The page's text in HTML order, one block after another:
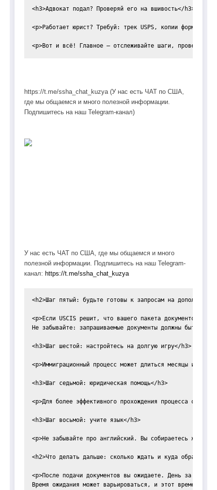
<h3>Адвокат подал? Проверяй его на вшивость</h3>
<p>Работает юрист? Требуй: трек USPS, копии форм,
https://t.me/ssha_chat_kuzya (У нас есть ЧАТ по США,
где мы общаемся и много полезной информации.
Подпишитесь на наш Telegram-канал)
У нас есть ЧАТ по США, где мы общаемся и много
полезной информации. Подпишитесь на наш Telegram-
канал: https://t.me/ssha_chat_kuzya
<h2>Шаг пятый: будьте готовы к запросам на
<p>Если USCIS решит, что вашего пакета документов
Не забывайте: запрашиваемые документы должны быть
<h3>Шаг шестой: настройтесь на долгую игру</h3>
<p>Иммиграционный процесс может длиться месяцы и
<h3>Шаг седьмой: юридическая помощь</h3>
<p>Для более эффективного прохождения процесса
<h3>Шаг восьмой: учите язык</h3>
<p>Не забывайте про английский. Вы собираетесь жить
<h2>Что делать дальше: сколько ждать и куда
<p>После подачи документов вы ожидаете. День за
Время ожидания может варьироваться, и этот временной